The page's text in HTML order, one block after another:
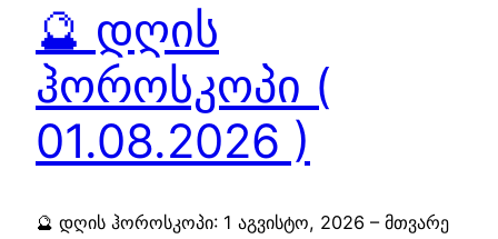
🔮 დღის
ჰოროსკოპი (
01.08.2026 )
🔮 დღის ჰოროსკოპი: 1 აგვისტო, 2026 – მთვარე